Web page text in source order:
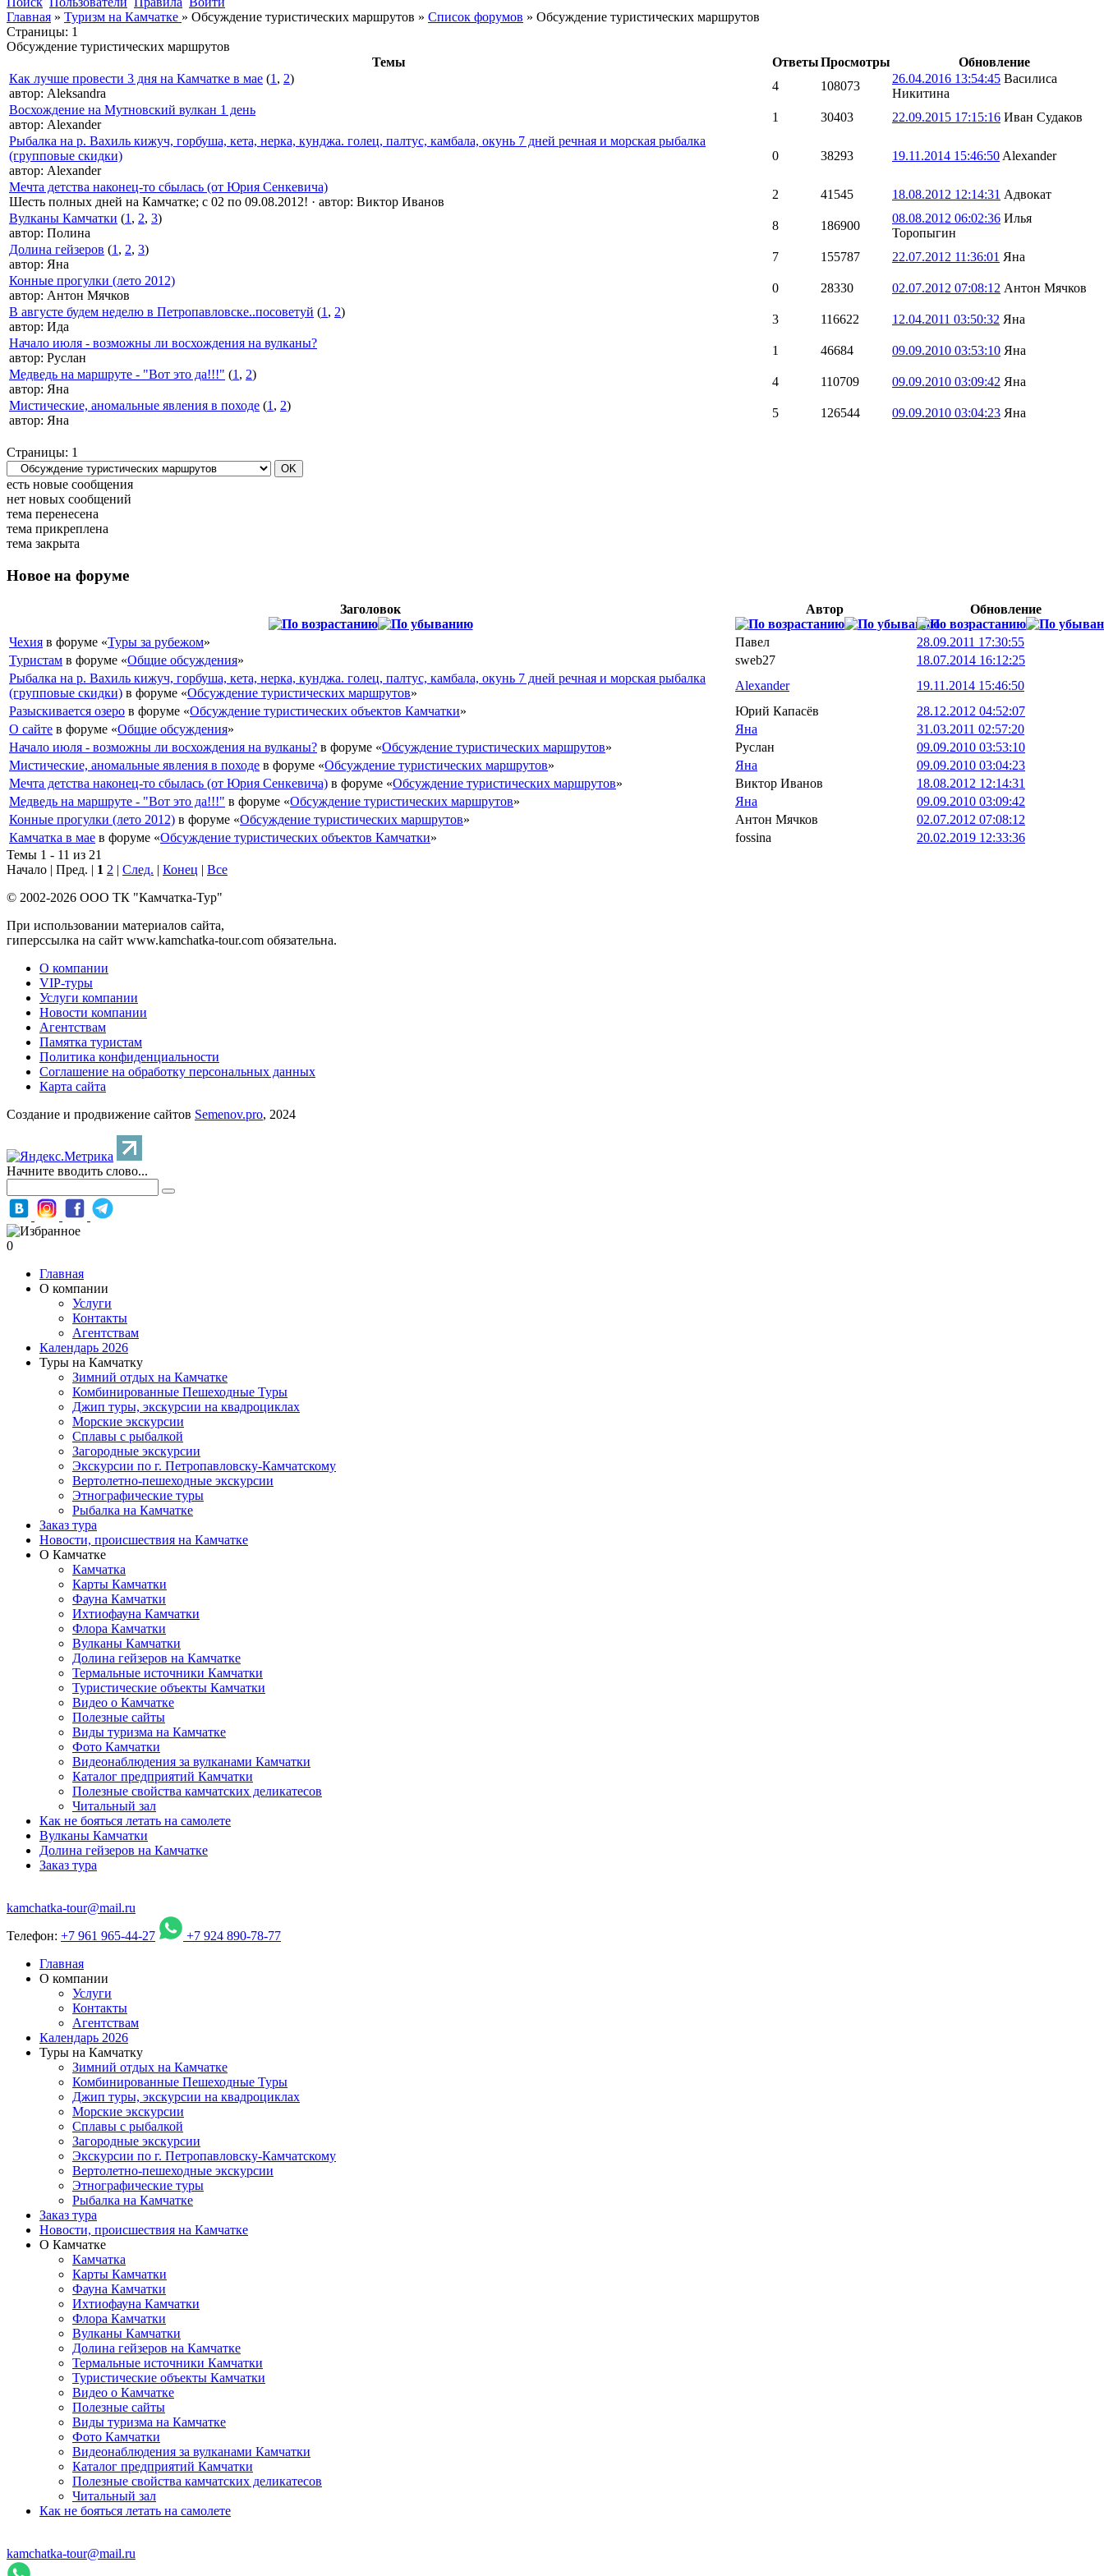
Главная » Туризм на Камчатке » Обсуждение туристических маршрутов » Список форумов » Обсуждение туристических маршрутов
Страницы: 1
Обсуждение туристических маршрутов
Темы
ОтветыПросмотры
Обновление
Как лучше провести 3 дня на Камчатке в мае (1 , 2)
автор: Aleksandra
4 108073
26.04.2016 13:54:45 Василиса
Никитина
Восхождение на Мутновский вулкан 1 день
автор: Alexander
1 30403 22.09.2015 17:15:16 Иван Судаков
Рыбалка на р. Вахиль кижуч, горбуша, кета, нерка, кунджа. голец, палтус, камбала, окунь 7 дней речная и морская рыбалка
(групповые скидки)
автор: Alexander
0 38293 19.11.2014 15:46:50 Alexander
Мечта детства наконец-то сбылась (от Юрия Сенкевича)
Шесть полных дней на Камчатке; с 02 по 09.08.2012! · автор: Виктор Иванов
2 41545 18.08.2012 12:14:31 Адвокат
Вулканы Камчатки (1 , 2, 3)
автор: Полина
8 186900
08.08.2012 06:02:36 Илья
Торопыгин
Долина гейзеров (1 , 2, 3)
автор: Яна
7 155787 22.07.2012 11:36:01 Яна
Конные прогулки (лето 2012)
автор: Антон Мячков
0 28330 02.07.2012 07:08:12 Антон Мячков
В августе будем неделю в Петропавловске..посоветуй (1 , 2)
автор: Ида
3 116622 12.04.2011 03:50:32 Яна
Начало июля - возможны ли восхождения на вулканы?
автор: Руслан
1 46684 09.09.2010 03:53:10 Яна
Медведь на маршруте - "Вот это да!!!" (1 , 2)
автор: Яна
4 110709 09.09.2010 03:09:42 Яна
Мистические, аномальные явления в походе (1 , 2)
автор: Яна
5 126544 09.09.2010 03:04:23 Яна
Страницы: 1
есть новые сообщения
нет новых сообщений
тема перенесена
тема прикреплена
тема закрыта
Новое на форуме
Заголовок Автор Обновление
Чехия в форуме «Туры за рубежом» Павел
28.09.2011 17:30:55
Туристам в форуме «Общие обсуждения» sweb27
18.07.2014 16:12:25
Рыбалка на р. Вахиль кижуч, горбуша, кета, нерка, кунджа. голец, палтус, камбала, окунь 7 дней речная и морская рыбалка
(групповые скидки) в форуме «Обсуждение туристических маршрутов»
Alexander
19.11.2014 15:46:50
Разыскивается озеро в форуме «Обсуждение туристических объектов Камчатки» Юрий Капасёв
28.12.2012 04:52:07
О сайте в форуме «Общие обсуждения» Яна
31.03.2011 02:57:20
Начало июля - возможны ли восхождения на вулканы? в форуме «Обсуждение туристических маршрутов» Руслан
09.09.2010 03:53:10
Мистические, аномальные явления в походе в форуме «Обсуждение туристических маршрутов» Яна
09.09.2010 03:04:23
Мечта детства наконец-то сбылась (от Юрия Сенкевича) в форуме «Обсуждение туристических маршрутов» Виктор Иванов
18.08.2012 12:14:31
Медведь на маршруте - "Вот это да!!!" в форуме «Обсуждение туристических маршрутов» Яна
09.09.2010 03:09:42
Конные прогулки (лето 2012) в форуме «Обсуждение туристических маршрутов» Антон Мячков
02.07.2012 07:08:12
Камчатка в мае в форуме «Обсуждение туристических объектов Камчатки» fossina
20.02.2019 12:33:36
Темы 1 - 11 из 21
Начало | Пред. | 1 2 | След. | Конец | Все
© 2002-2026 ООО ТК "Камчатка-Тур"
При использовании материалов сайта,
гиперссылка на сайт www.kamchatka-tour.com обязательна.
О компании
VIP-туры
Услуги компании
Новости компании
Агентствам
Памятка туристам
Политика конфиденциальности
Соглашение на обработку персональных данных
Карта сайта
Создание и продвижение сайтов Semenov.pro, 2024
Начните вводить слово...
0
Главная
О компании
Услуги
Контакты
Агентствам
Календарь 2026
Туры на Камчатку
Зимний отдых на Камчатке
Комбинированные Пешеходные Туры
Джип туры, экскурсии на квадроциклах
Морские экскурсии
Сплавы с рыбалкой
Загородные экскурсии
Экскурсии по г. Петропавловску-Камчатскому
Вертолетно-пешеходные экскурсии
Этнографические туры
Рыбалка на Камчатке
Заказ тура
Новости, происшествия на Камчатке
О Камчатке
Камчатка
Карты Камчатки
Фауна Камчатки
Ихтиофауна Камчатки
Флора Камчатки
Вулканы Камчатки
Долина гейзеров на Камчатке
Термальные источники Камчатки
Туристические объекты Камчатки
Видео о Камчатке
Полезные сайты
Виды туризма на Камчатке
Фото Камчатки
Видеонаблюдения за вулканами Камчатки
Каталог предприятий Камчатки
Полезные свойства камчатских деликатесов
Читальный зал
Как не бояться летать на самолете
Вулканы Камчатки
Долина гейзеров на Камчатке
Заказ тура
kamchatka-tour@mail.ru
Телефон: +7 961 965-44-27
+7 924 890-78-77
Главная
О компании
Услуги
Контакты
Агентствам
Календарь 2026
Туры на Камчатку
Зимний отдых на Камчатке
Комбинированные Пешеходные Туры
Джип туры, экскурсии на квадроциклах
Морские экскурсии
Сплавы с рыбалкой
Загородные экскурсии
Экскурсии по г. Петропавловску-Камчатскому
Вертолетно-пешеходные экскурсии
Этнографические туры
Рыбалка на Камчатке
Заказ тура
Новости, происшествия на Камчатке
О Камчатке
Камчатка
Карты Камчатки
Фауна Камчатки
Ихтиофауна Камчатки
Флора Камчатки
Вулканы Камчатки
Долина гейзеров на Камчатке
Термальные источники Камчатки
Туристические объекты Камчатки
Видео о Камчатке
Полезные сайты
Виды туризма на Камчатке
Фото Камчатки
Видеонаблюдения за вулканами Камчатки
Каталог предприятий Камчатки
Полезные свойства камчатских деликатесов
Читальный зал
Как не бояться летать на самолете
kamchatka-tour@mail.ru